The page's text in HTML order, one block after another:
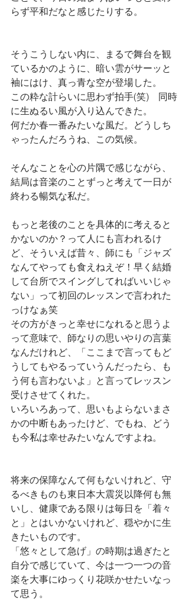
らず平和だなと感じたりする。
そうこうしない内に、まるで舞台を観
ているかのように、暗い雲がサーッと
袖にはけ、真っ青な空が登場した。
この粋な計らいに思わず拍手(笑)　同時
に生ぬるい風が入り込んできた。
何だか春一番みたいな風だ。どうしち
ゃったんだろうね、この気候。
そんなことを心の片隅で感じながら、
結局は音楽のことずっと考えて一日が
終わる暢気な私だ。
もっと老後のことを具体的に考えると
かないのか？って人にも言われるけ
ど、そういえば昔々、師にも「ジャズ
なんてやっても食えねえぞ！早く結婚
して台所でスイングしてればいいじゃ
ない」って初回のレッスンで言われた
っけなぁ笑
その方がきっと幸せになれると思うよ
って意味で、師なりの思いやりの言葉
なんだけれど、「ここまで言ってもど
うしてもやるっていうんだったら、も
う何も言わないよ」と言ってレッスン
受けさせてくれた。
いろいろあって、思いもよらないまさ
かの中断もあったけど、でもね、どう
も今私は幸せみたいなんですよね。
将来の保障なんて何もないけれど、守
るべきものも東日本大震災以降何も無
いし、健康である限りは毎日を「着々
と」とはいかないけれど、穏やかに生
きたいものです。
「悠々として急げ」の時期は過ぎたと
自分で感じていて、今は一つ一つの音
楽を大事にゆっくり花咲かせたいなっ
て思う。